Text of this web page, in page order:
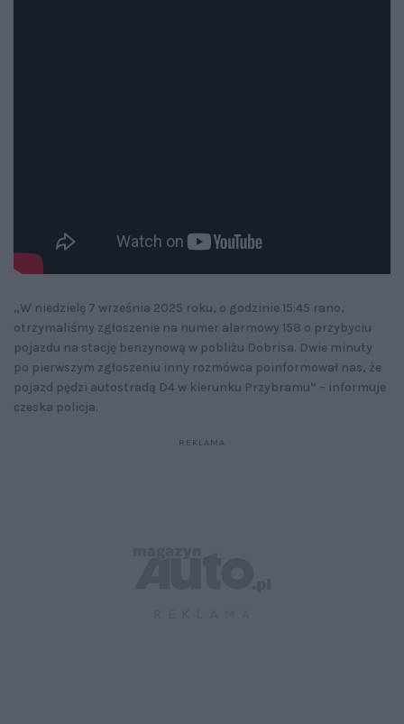
„W niedzielę 7 września 2025 roku, o godzinie 15:45 rano,
otrzymaliśmy zgłoszenie na numer alarmowy 158 o przybyciu
pojazdu na stację benzynową w pobliżu Dobrisa. Dwie minuty
po pierwszym zgłoszeniu inny rozmówca poinformował nas, że
pojazd pędzi autostradą D4 w kierunku Przybramu” – informuje
czeska policja.